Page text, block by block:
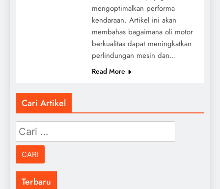
mengoptimalkan performa
kendaraan. Artikel ini akan
membahas bagaimana oli motor
berkualitas dapat meningkatkan
perlindungan mesin dan…
Read More
Cari Artikel
Cari
untuk:
Terbaru